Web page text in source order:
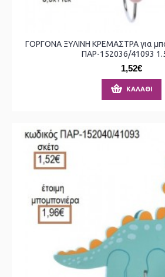
ΓΟΡΓΟΝΑ ΞΥΛΙΝΗ ΚΡΕΜΑΣΤΡΑ για
ΠΑΡ-152036/41093
1,52€
ΚΑΛΆΘΙ